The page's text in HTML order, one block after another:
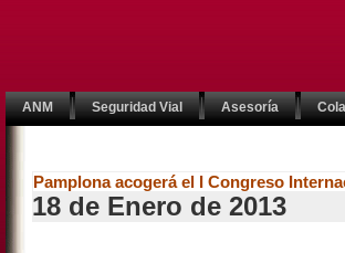
ANM Seguridad Vial Asesoría
Pamplona acogerá el I Congreso
18 de Enero de 2013